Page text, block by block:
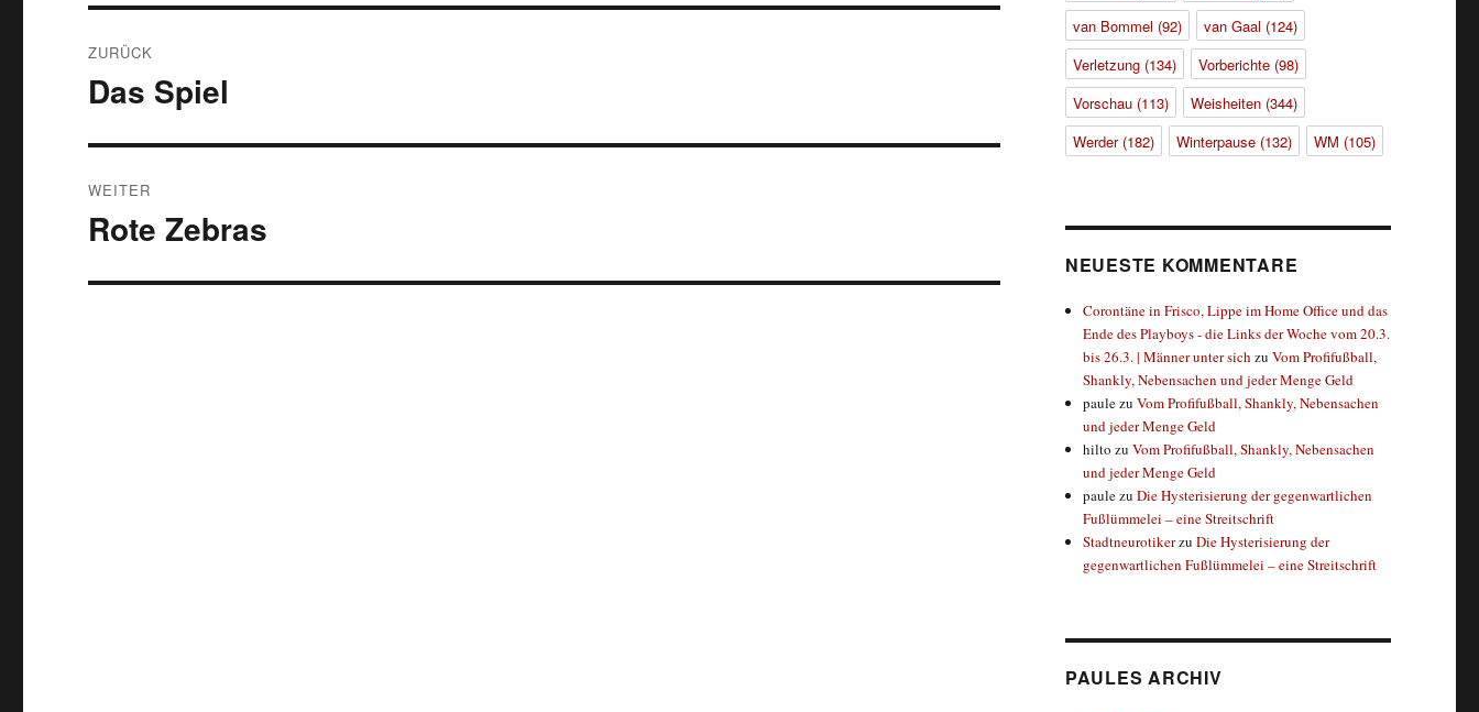
ZURÜCK
Vorheriger
Das Spiel
WEITER
Nächster
Rote Zebras
van Bommel (92) van Gaal (124)
Verletzung(134) Vorberichte(98)
Vorschau(113) Weisheiten(344)
Werder(182) Winterpause(132) WM (105)
NEUESTE KOMMENTARE
Corontäne in Frisco, Lippe im Home Office und das
Ende des Playboys - die Links der Woche vom 20.3.
bis 26.3. | Männer unter sich zuVom Profifußball,
Shankly, Nebensachen und jeder Menge Geld
paulezuVom Profifußball, Shankly, Nebensachen
und jeder Menge Geld
hilto zuVom Profifußball, Shankly, Nebensachen
und jeder Menge Geld
paulezuDie Hysterisierung der gegenwartlichen
Fußlümmelei – eine Streitschrift
StadtneurotikerzuDie Hysterisierung der
gegenwartlichen Fußlümmelei – eine Streitschrift
PAULES ARCHIV